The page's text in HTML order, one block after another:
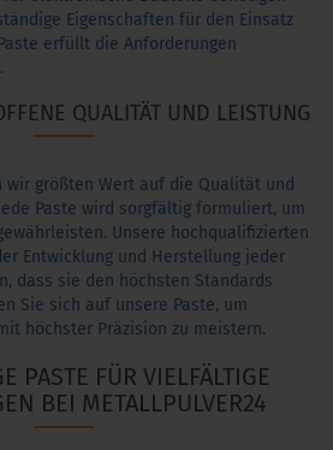
Eigenschaften für den Einsatz
erfüllt die Anforderungen
QUALITÄT UND LEISTUNG
wir größten Wert auf die Qualität und
Paste wird sorgfältig formuliert, um
Unsere hochqualifizierten
Entwicklung und Herstellung jeder
dass sie den höchsten Standards
Sie sich auf unsere Paste, um
höchster Präzision zu meistern.
PASTE FÜR VIELFÄLTIGE
BEI METALLPULVER24